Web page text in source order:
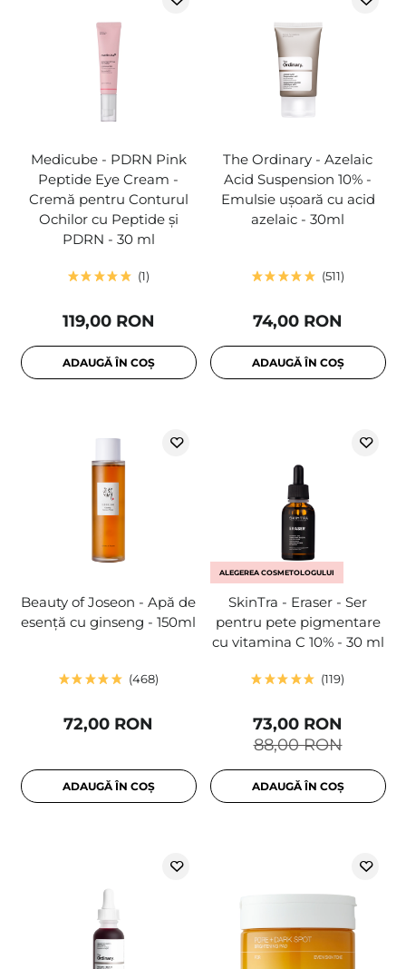
Medicube - PDRN Pink
Peptide Eye Cream -
Cremă pentru Conturul
Ochilor cu Peptide și
PDRN - 30 ml
1
119,00 RON
ADAUGĂ ÎN COȘ
The Ordinary - Azelaic
Acid Suspension 10% -
Emulsie ușoară cu acid
azelaic - 30ml
511
74,00 RON
ADAUGĂ ÎN COȘ
Beauty of Joseon - Apă de
esență cu ginseng - 150ml
468
72,00 RON
ADAUGĂ ÎN COȘ
ALEGEREA COSMETOLOGULUI
SkinTra - Eraser - Ser
pentru pete pigmentare
cu vitamina C 10% - 30 ml
119
88,00 RON
73,00 RON
ADAUGĂ ÎN COȘ